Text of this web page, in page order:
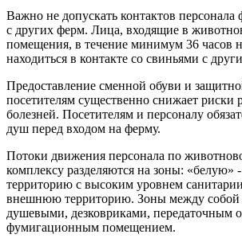
Важно не допускать контактов
с других ферм. Лица, входящие в
помещения, в течение минимум 36 часов
находиться в контакте со свиньями с
Предоставление сменной обуви и
посетителям существенно снижает риски
болезней. Посетителям и персоналу
душ перед входом на ферму.
Потоки движения персонала по
комплексу разделяются на зоны:
территорию с высоким уровнем
внешнюю территорию. Зоны между собой
душевыми, дезковриками, передаточным
фумигационным помещением.